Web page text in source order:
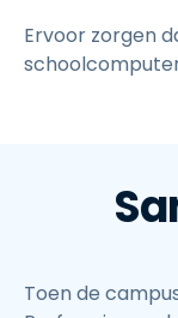
Ervoor zorgen
Toen de